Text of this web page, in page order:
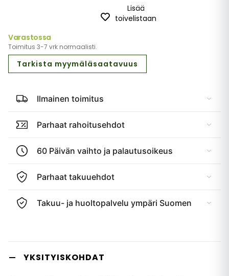
Lisää
toivelistaan
Varastossa
Toimitus 3-7 vrk normaalisti.
Tarkista myymäläsaatavuus
Ilmainen toimitus
Parhaat rahoitusehdot
60 Päivän vaihto ja palautusoikeus
Parhaat takuuehdot
Takuu- ja huoltopalvelu ympäri Suomen
YKSITYISKOHDAT